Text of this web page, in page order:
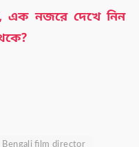
এক নজরে দেখে নিন
Bengali film director